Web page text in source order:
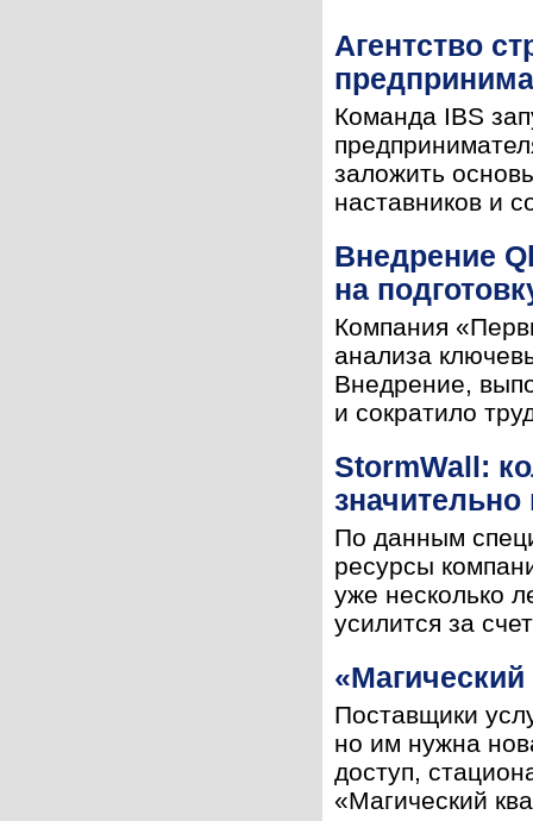
Агентство
Команда IBS
заложить
наставников и
Внедрение
на
Компания
анализа
Внедрение,
и сократило
StormWall:
значительно
По данным
ресурсы
уже несколько
усилится за
Поставщики
но им нужна
доступ,
«Магический